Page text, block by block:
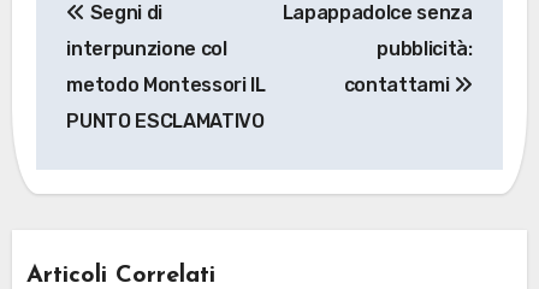
articoli
Segni di
interpunzione col
metodo Montessori IL
PUNTO ESCLAMATIVO
Lapappadolce senza
pubblicità:
contattami
Articoli Correlati